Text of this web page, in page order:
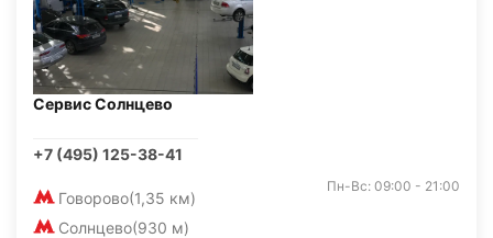
Сервис Солнцево
+7 (495) 125-38-41
Говорово(1,35 км)
Солнцево(930 м)
Пн-Вс: 09:00 - 21:00